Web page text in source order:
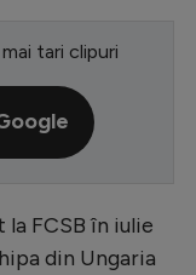
tari clipuri
FCSB în iulie
din Ungaria